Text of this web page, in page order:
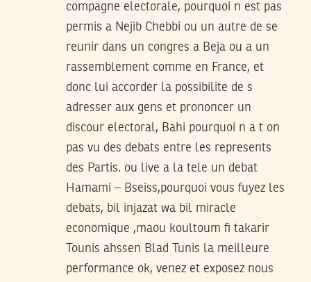
compagne electorale, pourquoi n est pas
permis a Nejib Chebbi ou un autre de se
reunir dans un congres a Beja ou a un
rassemblement comme en France, et
donc lui accorder la possibilite de s
adresser aux gens et prononcer un
discour electoral, Bahi pourquoi n a t on
pas vu des debats entre les represents
des Partis. ou live a la tele un debat
Hamami – Bseiss,pourquoi vous fuyez les
debats, bil injazat wa bil miracle
economique ,maou koultoum fi takarir
Tounis ahssen Blad Tunis la meilleure
performance ok, venez et exposez nous